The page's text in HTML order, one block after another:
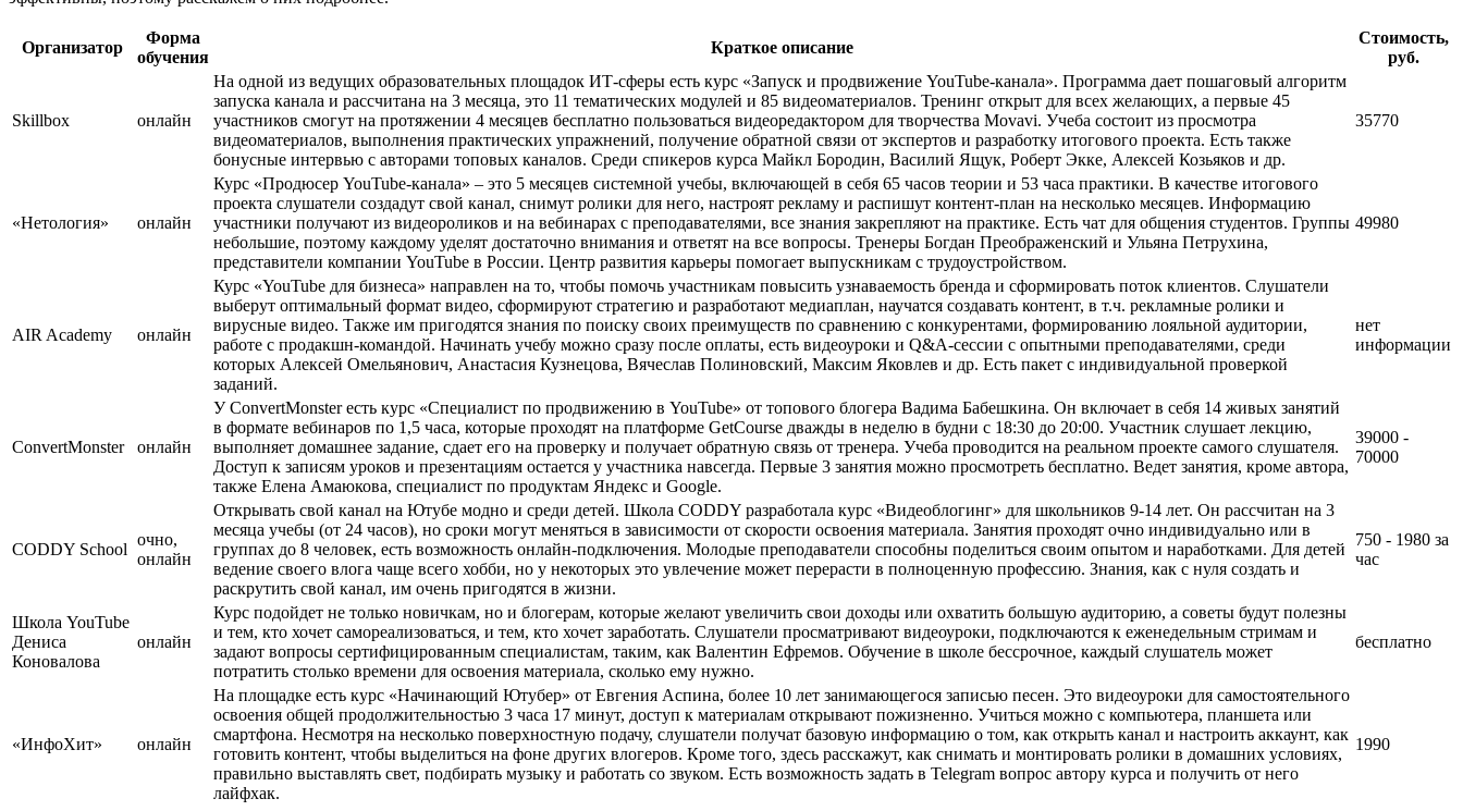
Организатор
Форма
обучения
Краткое описание
Стоимость,
руб.
Skillbox онлайн
На одной из ведущих образовательных площадок ИТ-сферы есть курс «Запуск и продвижение YouTube-канала». Программа дает пошаговый алгоритм
запуска канала и рассчитана на 3 месяца, это 11 тематических модулей и 85 видеоматериалов. Тренинг открыт для всех желающих, а первые 45
участников смогут на протяжении 4 месяцев бесплатно пользоваться видеоредактором для творчества Movavi. Учеба состоит из просмотра
видеоматериалов, выполнения практических упражнений, получение обратной связи от экспертов и разработку итогового проекта. Есть также
бонусные интервью с авторами топовых каналов. Среди спикеров курса Майкл Бородин, Василий Ящук, Роберт Экке, Алексей Козьяков и др.
35770
«Нетология» онлайн
Курс «Продюсер YouTube-канала» – это 5 месяцев системной учебы, включающей в себя 65 часов теории и 53 часа практики. В качестве итогового
проекта слушатели создадут свой канал, снимут ролики для него, настроят рекламу и распишут контент-план на несколько месяцев. Информацию
участники получают из видеороликов и на вебинарах с преподавателями, все знания закрепляют на практике. Есть чат для общения студентов. Группы
небольшие, поэтому каждому уделят достаточно внимания и ответят на все вопросы. Тренеры Богдан Преображенский и Ульяна Петрухина,
представители компании YouTube в России. Центр развития карьеры помогает выпускникам с трудоустройством.
49980
AIR Academy онлайн
Курс «YouTube для бизнеса» направлен на то, чтобы помочь участникам повысить узнаваемость бренда и сформировать поток клиентов. Слушатели
выберут оптимальный формат видео, сформируют стратегию и разработают медиаплан, научатся создавать контент, в т.ч. рекламные ролики и
вирусные видео. Также им пригодятся знания по поиску своих преимуществ по сравнению с конкурентами, формированию лояльной аудитории,
работе с продакшн-командой. Начинать учебу можно сразу после оплаты, есть видеоуроки и Q&A-сессии с опытными преподавателями, среди
которых Алексей Омельянович, Анастасия Кузнецова, Вячеслав Полиновский, Максим Яковлев и др. Есть пакет с индивидуальной проверкой
заданий.
нет
информации
ConvertMonster онлайн
У ConvertMonster есть курс «Специалист по продвижению в YouTube» от топового блогера Вадима Бабешкина. Он включает в себя 14 живых занятий
в формате вебинаров по 1,5 часа, которые проходят на платформе GetCourse дважды в неделю в будни с 18:30 до 20:00. Участник слушает лекцию,
выполняет домашнее задание, сдает его на проверку и получает обратную связь от тренера. Учеба проводится на реальном проекте самого слушателя.
Доступ к записям уроков и презентациям остается у участника навсегда. Первые 3 занятия можно просмотреть бесплатно. Ведет занятия, кроме автора,
также Елена Амаюкова, специалист по продуктам Яндекс и Google.
39000 -
70000
CODDY School
очно,
онлайн
Открывать свой канал на Ютубе модно и среди детей. Школа CODDY разработала курс «Видеоблогинг» для школьников 9-14 лет. Он рассчитан на 3
месяца учебы (от 24 часов), но сроки могут меняться в зависимости от скорости освоения материала. Занятия проходят очно индивидуально или в
группах до 8 человек, есть возможность онлайн-подключения. Молодые преподаватели способны поделиться своим опытом и наработками. Для детей
ведение своего влога чаще всего хобби, но у некоторых это увлечение может перерасти в полноценную профессию. Знания, как с нуля создать и
раскрутить свой канал, им очень пригодятся в жизни.
750 - 1980 за
час
Школа YouTube
Дениса
Коновалова
онлайн
Курс подойдет не только новичкам, но и блогерам, которые желают увеличить свои доходы или охватить большую аудиторию, а советы будут полезны
и тем, кто хочет самореализоваться, и тем, кто хочет заработать. Слушатели просматривают видеоуроки, подключаются к еженедельным стримам и
задают вопросы сертифицированным специалистам, таким, как Валентин Ефремов. Обучение в школе бессрочное, каждый слушатель может
потратить столько времени для освоения материала, сколько ему нужно.
бесплатно
«ИнфоХит» онлайн
На площадке есть курс «Начинающий Ютубер» от Евгения Аспина, более 10 лет занимающегося записью песен. Это видеоуроки для самостоятельного
освоения общей продолжительностью 3 часа 17 минут, доступ к материалам открывают пожизненно. Учиться можно с компьютера, планшета или
смартфона. Несмотря на несколько поверхностную подачу, слушатели получат базовую информацию о том, как открыть канал и настроить аккаунт, как
готовить контент, чтобы выделиться на фоне других влогеров. Кроме того, здесь расскажут, как снимать и монтировать ролики в домашних условиях,
правильно выставлять свет, подбирать музыку и работать со звуком. Есть возможность задать в Telegram вопрос автору курса и получить от него
лайфхак.
1990